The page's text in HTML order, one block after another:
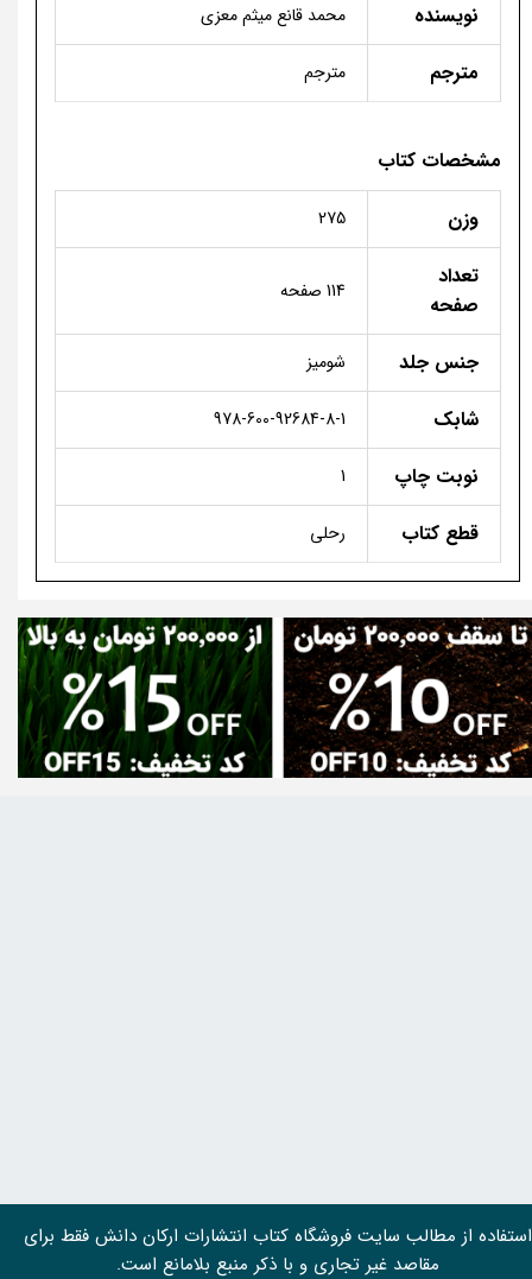
نویسنده
محمد قانع میثم معزی
مترجم مترجم
مشخصات کتاب
وزن
275
تعداد
صفحه
114 صفحه
جنس جلد شومیز
شابک 978-600-92684-8-1
نوبت چاپ 1
قطع کتاب رحلی
استفاده از مطالب سايت فروشگاه کتاب انتشارات ارکان دانش فقط برای
مقاصد غیر تجاری و با ذکر منبع بلامانع است.